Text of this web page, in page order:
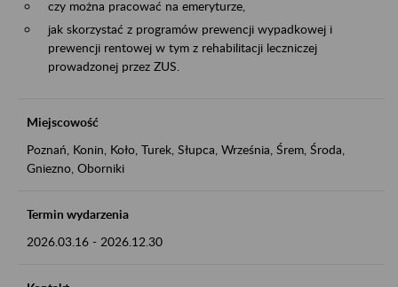
czy można pracować na emeryturze,
jak skorzystać z programów prewencji wypadkowej i
prewencji rentowej w tym z rehabilitacji leczniczej
prowadzonej przez ZUS.
Miejscowość
Poznań, Konin, Koło, Turek, Słupca, Września, Śrem, Środa,
Gniezno, Oborniki
Termin wydarzenia
2026.03.16 - 2026.12.30